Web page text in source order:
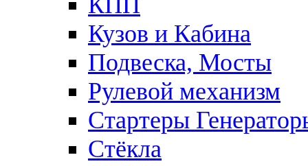
Кузов и Кабина
Подвеска, Мосты
Рулевой механизм
Стартеры
Стёкла